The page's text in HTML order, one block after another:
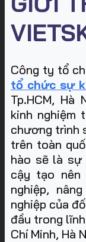
Công ty tổ
tổ chức sự
Tp.HCM, Hà
kinh nghiệm
chương trình
trên toàn
hào sẽ là sự
cậy tạo nên
nghiệp,
nghiệp của
đầu trong
Chí Minh, Hà